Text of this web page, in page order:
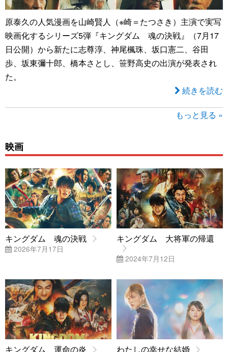
原泰久の人気漫画を山崎賢人（※崎＝たつさき）主演で実写
映画化するシリーズ5弾『キングダム 魂の決戦』（7月17
日公開）から新たに志尊淳、神尾楓珠、坂口憲二、谷田
歩、坂東彌十郎、橋本さとし、笹野高史の出演が発表され
た。
続きを読む
もっと見る »
映画
キングダム 魂の決戦
2026年7月17日
キングダム 大将軍の帰還
2024年7月12日
キングダム 運命の炎 わたしの幸せな結婚